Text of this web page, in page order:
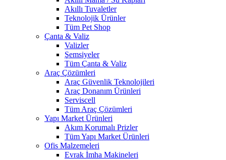
Akıllı Tuvaletler
Teknolojik Ürünler
Tüm Pet Shop
Çanta & Valiz
Valizler
Şemsiyeler
Tüm Çanta & Valiz
Araç Çözümleri
Araç Güvenlik Teknolojileri
Araç Donanım Ürünleri
Serviscell
Tüm Araç Çözümleri
Yapı Market Ürünleri
Akım Korumalı Prizler
Tüm Yapı Market Ürünleri
Ofis Malzemeleri
Evrak İmha Makineleri